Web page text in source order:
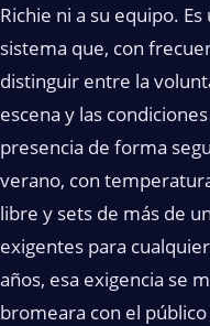
Richie ni a su equipo.
sistema que, con
distinguir entre la
escena y las
presencia de forma
verano, con
libre y sets de más de
exigentes para
años, esa exigencia se
bromeara con el